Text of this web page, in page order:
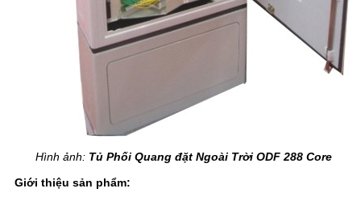
Hình ảnh: Tủ Phối Quang đặt Ngoài Trời ODF 288 Core
Giới thiệu sản phẩm: